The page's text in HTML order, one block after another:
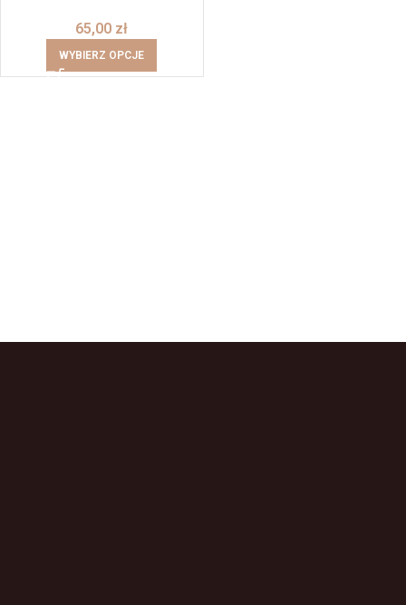
65,00 zł
WYBIERZ OPCJE